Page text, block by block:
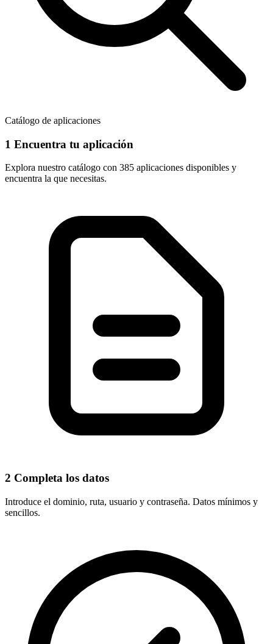
Catálogo de aplicaciones
1 Encuentra tu aplicación
Explora nuestro catálogo con 385 aplicaciones disponibles y
encuentra la que necesitas.
2 Completa los datos
Introduce el dominio, ruta, usuario y contraseña. Datos mínimos y
sencillos.